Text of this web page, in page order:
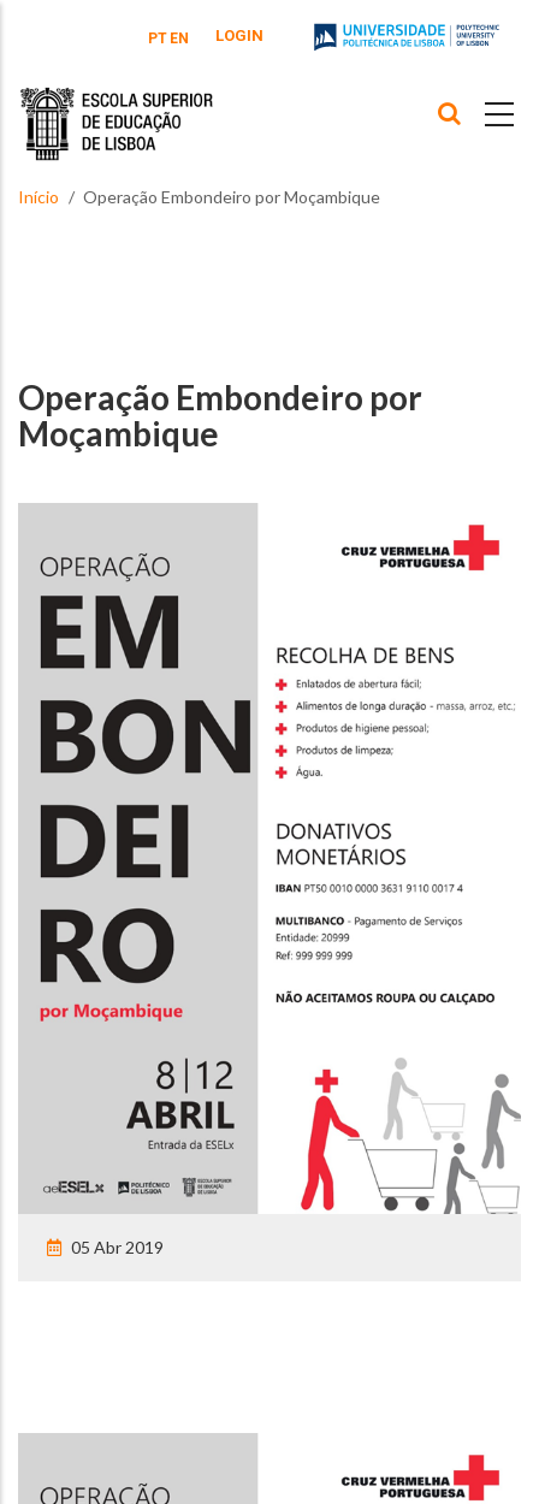
PT EN LOGIN
Início Operação Embondeiro por Moçambique
Operação Embondeiro por
Moçambique
05 Abr 2019